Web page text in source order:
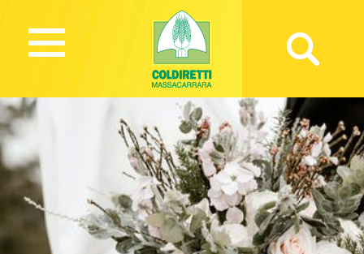
1456 Views